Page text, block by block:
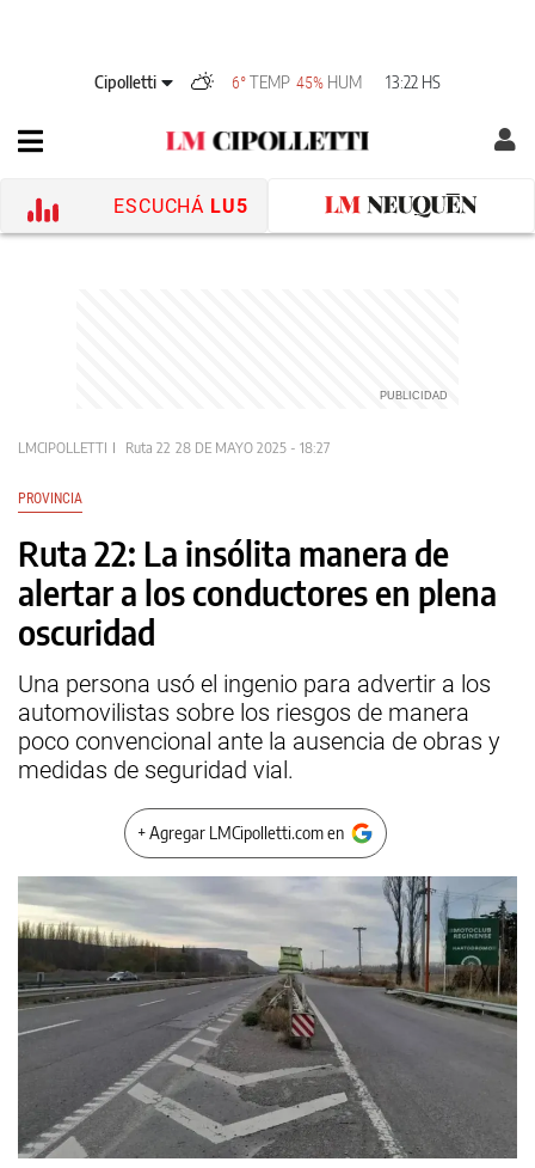
Cipolletti 6° TEMP 45% HUM 13:22 HS
ESCUCHÁ LU5
LMCIPOLLETTI Ruta 22 28 DE MAYO 2025 - 18:27
PROVINCIA
Ruta 22: La insólita manera de
alertar a los conductores en plena
oscuridad
Una persona usó el ingenio para advertir a los
automovilistas sobre los riesgos de manera
poco convencional ante la ausencia de obras y
medidas de seguridad vial.
+ Agregar LMCipolletti.com en